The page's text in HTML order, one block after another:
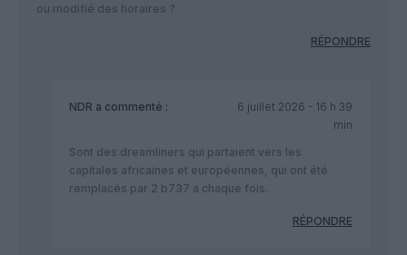
ou modifié des horaires ?
RÉPONDRE
NDR a commenté :
6 juillet 2026 - 16 h 39
min
Sont des dreamliners qui partaient vers les
capitales africaines et européennes, qui ont été
remplacés par 2 b737 a chaque fois.
RÉPONDRE